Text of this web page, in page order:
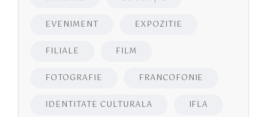
EVENIMENT EXPOZITIE
FILIALE FILM
FOTOGRAFIE FRANCOFONIE
IDENTITATE CULTURALA IFLA